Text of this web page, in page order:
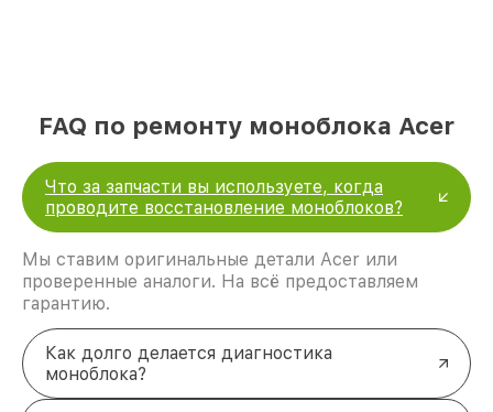
FAQ по ремонту моноблока Acer
Что за запчасти вы используете, когда
проводите восстановление моноблоков?
Мы ставим оригинальные детали Acer или
проверенные аналоги. На всё предоставляем
гарантию.
Как долго делается диагностика
моноблока?